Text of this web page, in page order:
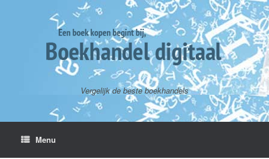
Vergelijk de beste boekhandels
Menu